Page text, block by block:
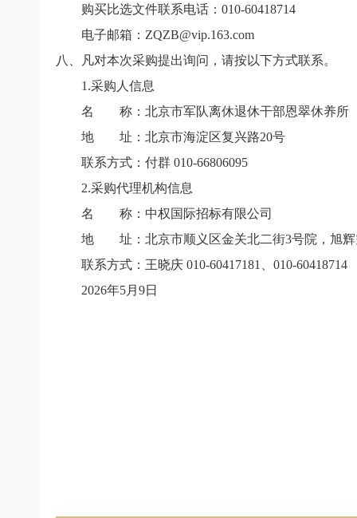
购买比选文件联系电话： 010-60418714
电子邮箱： ZQZB@vip.163.com
八、凡对本次采购提出询问，请按以下方式联系。
1.采购人信息
名 称：北京市军队离休退休干部恩翠休养所
地 址：北京市海淀区复兴路20号
联系方式：付群 010-66806095
2.采购代理机构信息
名 称：中权国际招标有限公司
地 址：北京市顺义区金关北二街3号院，旭
联系方式：王晓庆 010-60417181
010-60418714
2026年5月 9日